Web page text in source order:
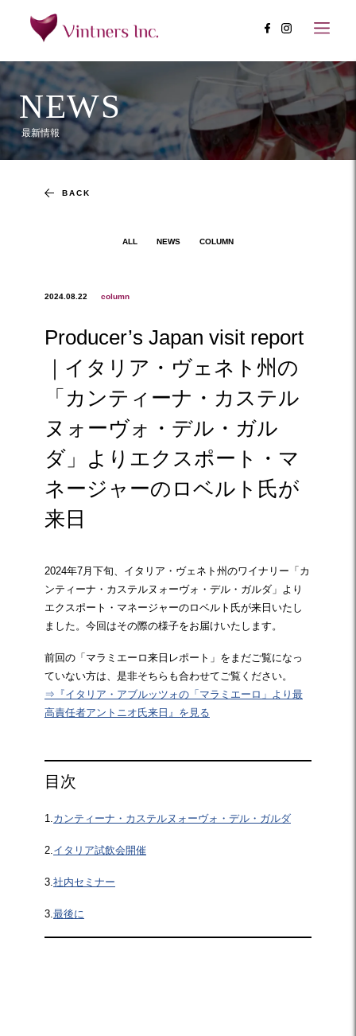
NEWS
最新情報
BACK
ALL NEWS COLUMN
2024.08.22 column
Producer’s Japan visit report
｜イタリア・ヴェネト州の
「カンティーナ・カステル
ヌォーヴォ・デル・ガル
ダ」よりエクスポート・マ
ネージャーのロベルト氏が
来日
2024年7月下旬、イタリア・ヴェネト州のワイナリー「カ
ンティーナ・カステルヌォーヴォ・デル・ガルダ」より
エクスポート・マネージャーのロベルト氏が来日いたし
ました。今回はその際の様子をお届けいたします。
前回の「マラミエーロ来日レポート」をまだご覧になっ
ていない方は、是非そちらも合わせてご覧ください。
⇒『イタリア・アブルッツォの「マラミエーロ」より最
高責任者アントニオ氏来日』を見る
目次
1. カンティーナ・カステルヌォーヴォ・デル・ガルダ
2. イタリア試飲会開催
3.社内セミナー
3.最後に